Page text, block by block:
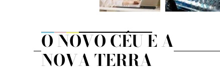
O NOVO CÉU E A
NOVA TERRA